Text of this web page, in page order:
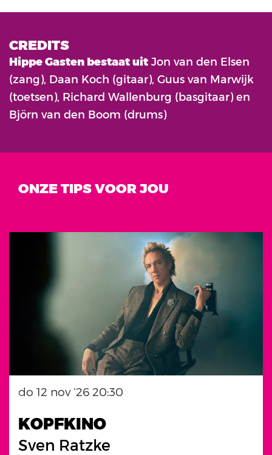
CREDITS
Hippe Gasten bestaat uit Jon van den Elsen
(zang), Daan Koch (gitaar), Guus van Marwijk
(toetsen), Richard Wallenburg (basgitaar) en
Björn van den Boom (drums)
ONZE TIPS VOOR JOU
KOPFKINO
Sven Ratzke
do 12 nov ’26 20:30